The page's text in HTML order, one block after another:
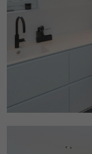
Zweck
Anbieter